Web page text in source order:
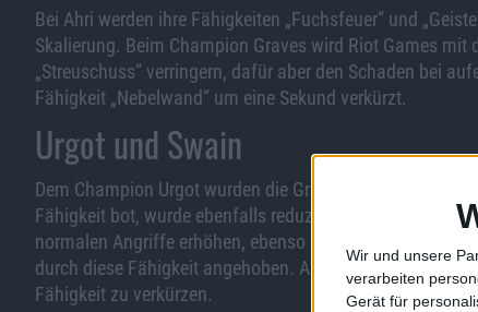
Wir und unsere
verarbeiten
Gerät für
Bei Ahri werden ihre Fähigkeiten „Fuchsfeuer“ und
Skalierung. Beim Champion Graves wird Riot Games
„Streuschuss“ verringern, dafür aber den Schaden bei
Fähigkeit „Nebelwand“ um eine Sekund verkürzt.
Urgot und Swain
Dem Champion Urgot wurden die Grundwerte gesenkt
Fähigkeit bot, wurde ebenfalls reduziert. Bei Swain wird
normalen Angriffe erhöhen, ebenso wie diejenige seiner
durch diese Fähigkeit angehoben. Außerdem hat Riot
Fähigkeit zu verkürzen.